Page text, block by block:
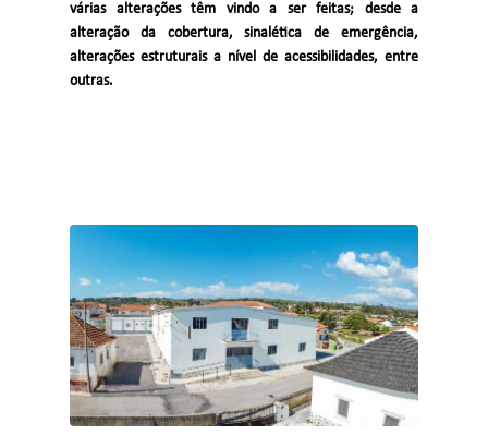
várias alterações têm vindo a ser feitas; desde a
alteração da cobertura, sinalética de emergência,
alterações estruturais a nível de acessibilidades, entre
outras.